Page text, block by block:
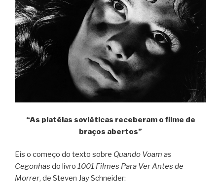
“As platéias soviéticas receberam o filme de
braços abertos”
Eis o começo do texto sobre Quando Voam as
Cegonhas do livro 1001 Filmes Para Ver Antes de
Morrer, de Steven Jay Schneider: